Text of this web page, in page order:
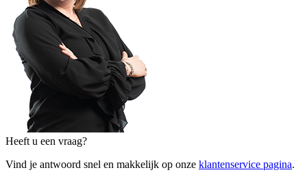
Heeft u een vraag?
Vind je antwoord snel en makkelijk op onze klantenservice pagina.